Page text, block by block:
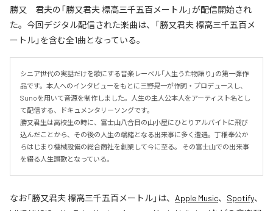
勝又 君夫の「勝又君夫 標高三千五百メートル」が配信開始され
た。今回デジタル配信された楽曲は、「勝又君夫 標高三千五百メ
ートル」を含む全1曲となっている。
シニア世代の実話だけを歌にする音楽レーベル「人生うた物語り」の第一弾作
品です。本人へのインタビューをもとに三野晃一が作詞・プロデュースし、
Sunoを用いて音源を制作しました。人生の主人公本人をアーティスト名とし
て配信する、ドキュメンタリーソングです。
勝又君生は高校生の時に、富士山八合目の山小屋にひとりアルバイトに飛び
込んだことから、その後の人生の端緒となる出来事に多く遭遇。丁稚奉公か
らはじまり機械設備の総合商社を創業して今に至る。 その富士山での出来事
を綴る人生讃歌となっている。
なお「勝又君夫 標高三千五百メートル」は、 Apple Music、 Spotify、